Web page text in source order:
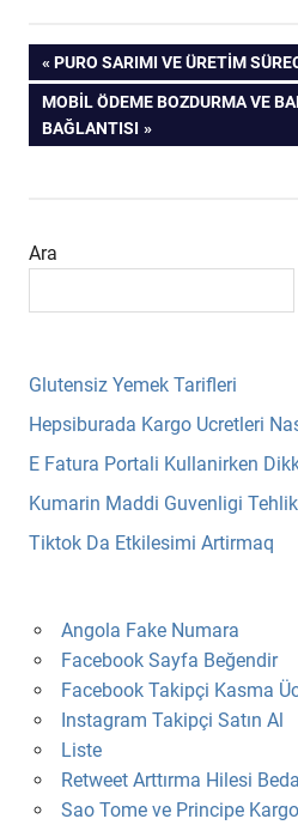
Yazı
gezinmesi
PREVIOUS
POST:
PURO SARIMI VE ÜRETIM
NEXT
POST:
MOBIL ÖDEME BOZDURMA VE
BAĞLANTISI
Ara
Glutensiz Yemek Tarifleri
Hepsiburada Kargo Ucretleri
E Fatura Portali Kullanirken
Kumarin Maddi Guvenligi
Tiktok Da Etkilesimi Artirmaq
Angola Fake Numara
Facebook Sayfa Beğendir
Facebook Takipçi Kasma
Instagram Takipçi Satın Al
Liste
Retweet Arttırma Hilesi
Sao Tome ve Principe